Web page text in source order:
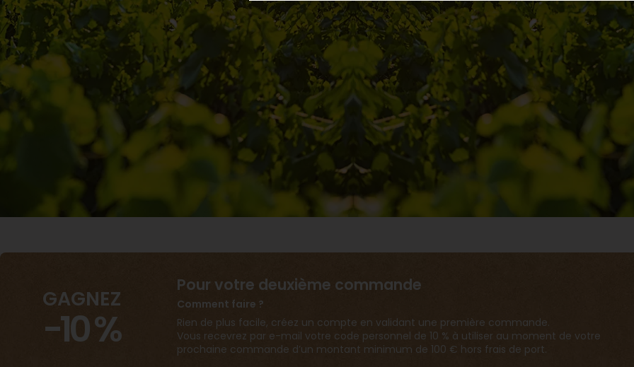
GAGNEZ
-10 %
Pour votre deuxième commande
Comment faire ?
Rien de plus facile, créez un compte en validant une première commande.
Vous recevrez par e-mail votre code personnel de 10 % à utiliser au moment de votre
prochaine commande d’un montant minimum de 100 € hors frais de port.